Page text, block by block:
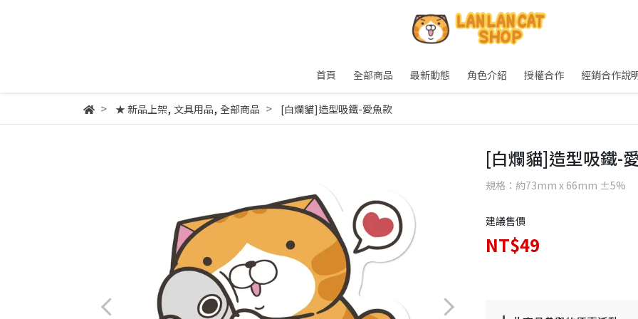
首頁 全部商品 最新動態 角色介紹 授權合作 經銷合作說
★ 新品上架, 文具用品, 全部商品 [白爛貓]造型吸鐵-愛魚款
[白爛貓]造型吸鐵-
規格：約73mm x 66mm ±5%
建議售價
NT$49